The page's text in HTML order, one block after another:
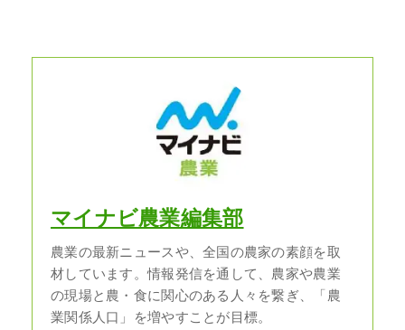
マイナビ農業編集部
農業の最新ニュースや、全国の農家の素顔を取
材しています。情報発信を通して、農家や農業
の現場と農・食に関心のある人々を繋ぎ、「農
業関係人口」を増やすことが目標。